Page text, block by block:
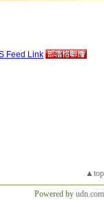
▲top
Powered by udn.com